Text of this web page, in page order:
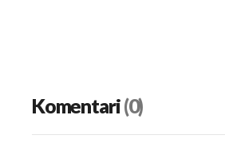
Komentari(0)